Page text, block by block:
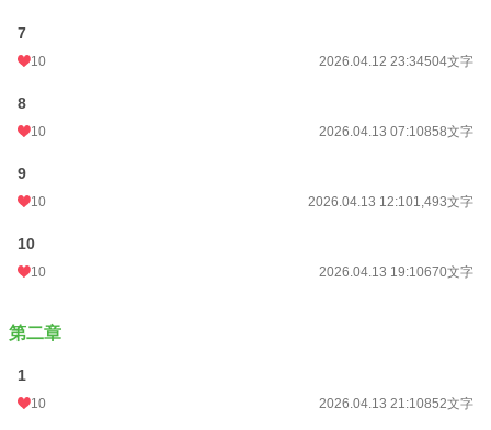
7
10 2026.04.12 23:34504文字
8
10 2026.04.13 07:10858文字
9
10 2026.04.13 12:101,493文字
10
10 2026.04.13 19:10670文字
第二章
1
10 2026.04.13 21:10852文字